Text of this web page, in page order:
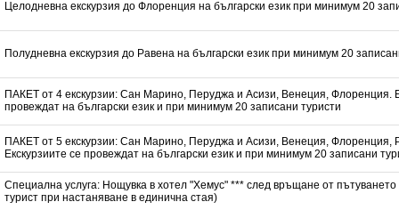
Целодневна екскурзия до Флоренция на български език при минимум 20
Полудневна екскурзия до Равена на български език при минимум 20
ПАКЕТ от 4 екскурзии: Сан Марино, Перуджа и Асизи, Венеция, Флоренция.
провеждат на български език и при минимум 20 записани туристи
ПАКЕТ от 5 екскурзии: Сан Марино, Перуджа и Асизи, Венеция, Флоренция,
Екскурзиите се провеждат на български език и при минимум 20 записани
Специална услуга: Нощувка в хотел "Хемус" *** след връщане от
турист при настаняване в единична стая)